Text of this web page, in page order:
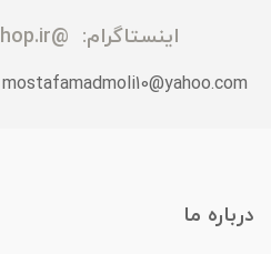
اینستاگرام: @madmolibookshop.ir
mostafamadmoli10@yahoo.com
درباره ما